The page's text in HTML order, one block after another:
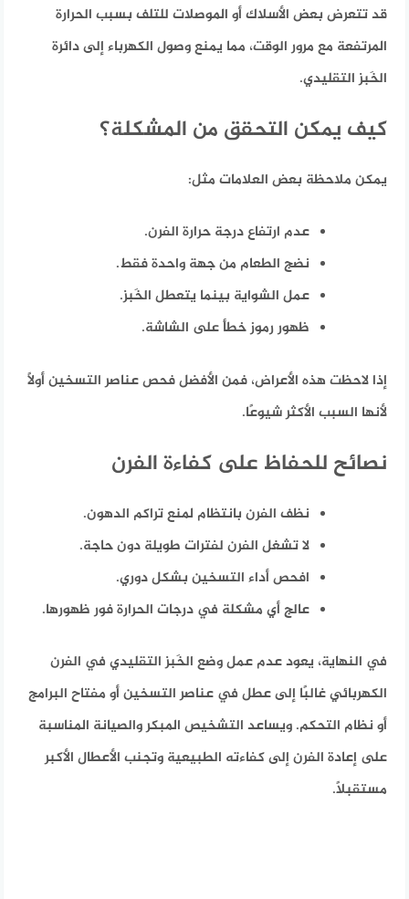
قد تتعرض بعض الأسلاك أو الموصلات للتلف بسبب الحرارة
المرتفعة مع مرور الوقت، مما يمنع وصول الكهرباء إلى دائرة
الخَبز التقليدي.
كيف يمكن التحقق من المشكلة؟
يمكن ملاحظة بعض العلامات مثل:
عدم ارتفاع درجة حرارة الفرن.
نضج الطعام من جهة واحدة فقط.
عمل الشواية بينما يتعطل الخَبز.
ظهور رموز خطأ على الشاشة.
إذا لاحظت هذه الأعراض، فمن الأفضل فحص عناصر التسخين أولًا
لأنها السبب الأكثر شيوعًا.
نصائح للحفاظ على كفاءة الفرن
نظف الفرن بانتظام لمنع تراكم الدهون.
لا تشغل الفرن لفترات طويلة دون حاجة.
افحص أداء التسخين بشكل دوري.
عالج أي مشكلة في درجات الحرارة فور ظهورها.
في النهاية، يعود عدم عمل وضع الخَبز التقليدي في الفرن
الكهربائي غالبًا إلى عطل في عناصر التسخين أو مفتاح البرامج
أو نظام التحكم. ويساعد التشخيص المبكر والصيانة المناسبة
على إعادة الفرن إلى كفاءته الطبيعية وتجنب الأعطال الأكبر
مستقبلًا.